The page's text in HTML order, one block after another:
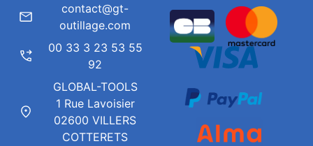
contact@gt-
outillage.com
00 33 3 23 53 55
92
GLOBAL-TOOLS
1 Rue Lavoisier
02600 VILLERS
COTTERETS